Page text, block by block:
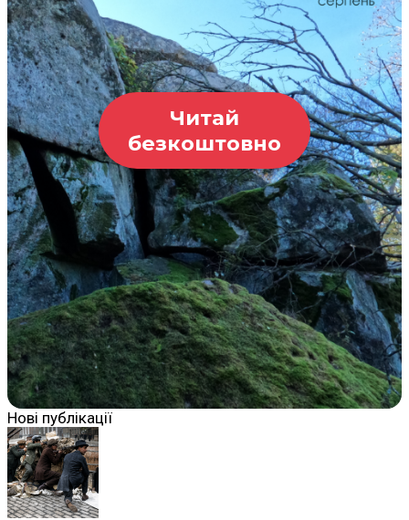
Читай
безкоштовно
Нові публікації